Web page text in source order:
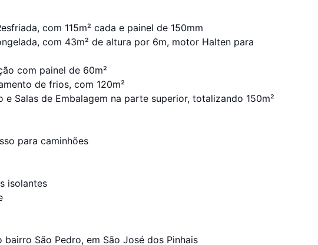
com 115m² cada e painel de 150mm
com 43m² de altura por 6m, motor Halten para
com painel de 60m²
de frios, com 120m²
Salas de Embalagem na parte superior, totalizando 150m²
para caminhões
isolantes
São Pedro, em São José dos Pinhais